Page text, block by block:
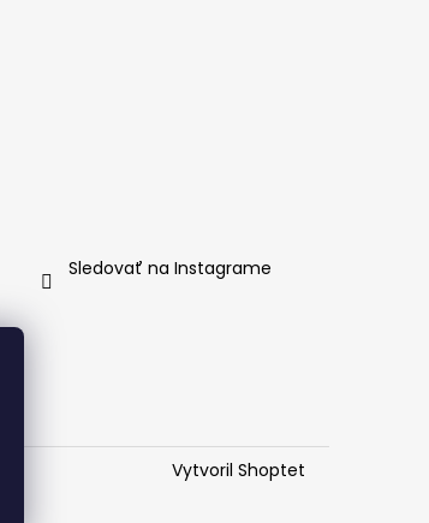
Sledovať na Instagrame
Vytvoril Shoptet